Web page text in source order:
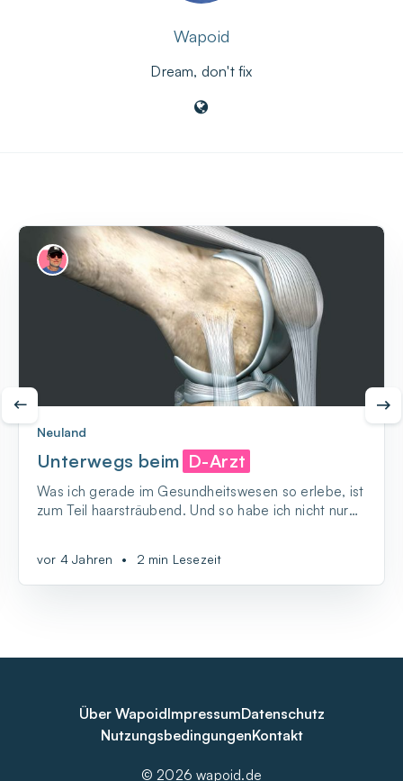
Wapoid
Dream, don't fix
Neuland
Unterwegs beim D-Arzt
Was ich gerade im Gesundheitswesen so erlebe, ist
zum Teil haarsträubend. Und so habe ich nicht nur
vor 4 Jahren • 2 min Lesezeit
Über WapoidImpressumDatenschutz
NutzungsbedingungenKontakt
© 2026 wapoid.de